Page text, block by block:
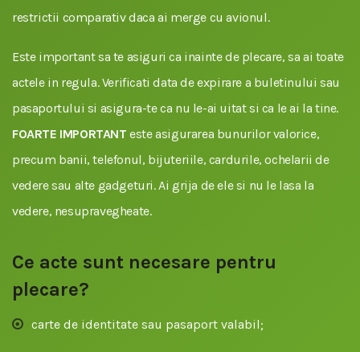
restrictii comparativ daca ai merge cu avionul.
Este important sa te asiguri ca inainte de plecare, sa ai toate
actele in regula. Verificati data de expirare a buletinului sau
pasaportului si asigura-te ca nu le-ai uitat si ca le ai la tine.
FOARTE IMPORTANT este asigurarea bunurilor valorice,
precum banii, telefonul, bijuteriile, cardurile, ochelarii de
vedere sau alte gadgeturi. Ai grija de ele si nu le lasa la
vedere, nesupravegheate.
Ce acte sunt necesare pentru
plecare?
carte de identitate sau pasaport valabil;